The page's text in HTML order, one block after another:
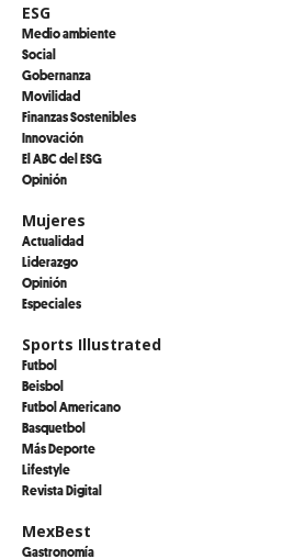
ESG
Medio ambiente
Social
Gobernanza
Movilidad
Finanzas Sostenibles
Innovación
El ABC del ESG
Opinión
Mujeres
Actualidad
Liderazgo
Opinión
Especiales
Sports Illustrated
Futbol
Beisbol
Futbol Americano
Basquetbol
Más Deporte
Lifestyle
Revista Digital
MexBest
Gastronomía